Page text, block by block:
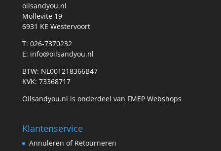
oilsandyou.nl
Mollevite 19
6931 KE Westervoort
T: 026-7370232
E: info@oilsandyou.nl
BTW: NL001218366B47
KVK: 73368717
Oilsandyou.nl is onderdeel van FMEP Webshops
Klantenservice
Annuleren of Retourneren